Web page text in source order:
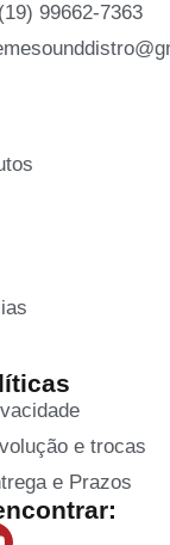
99662-7363
e trocas
e Prazos